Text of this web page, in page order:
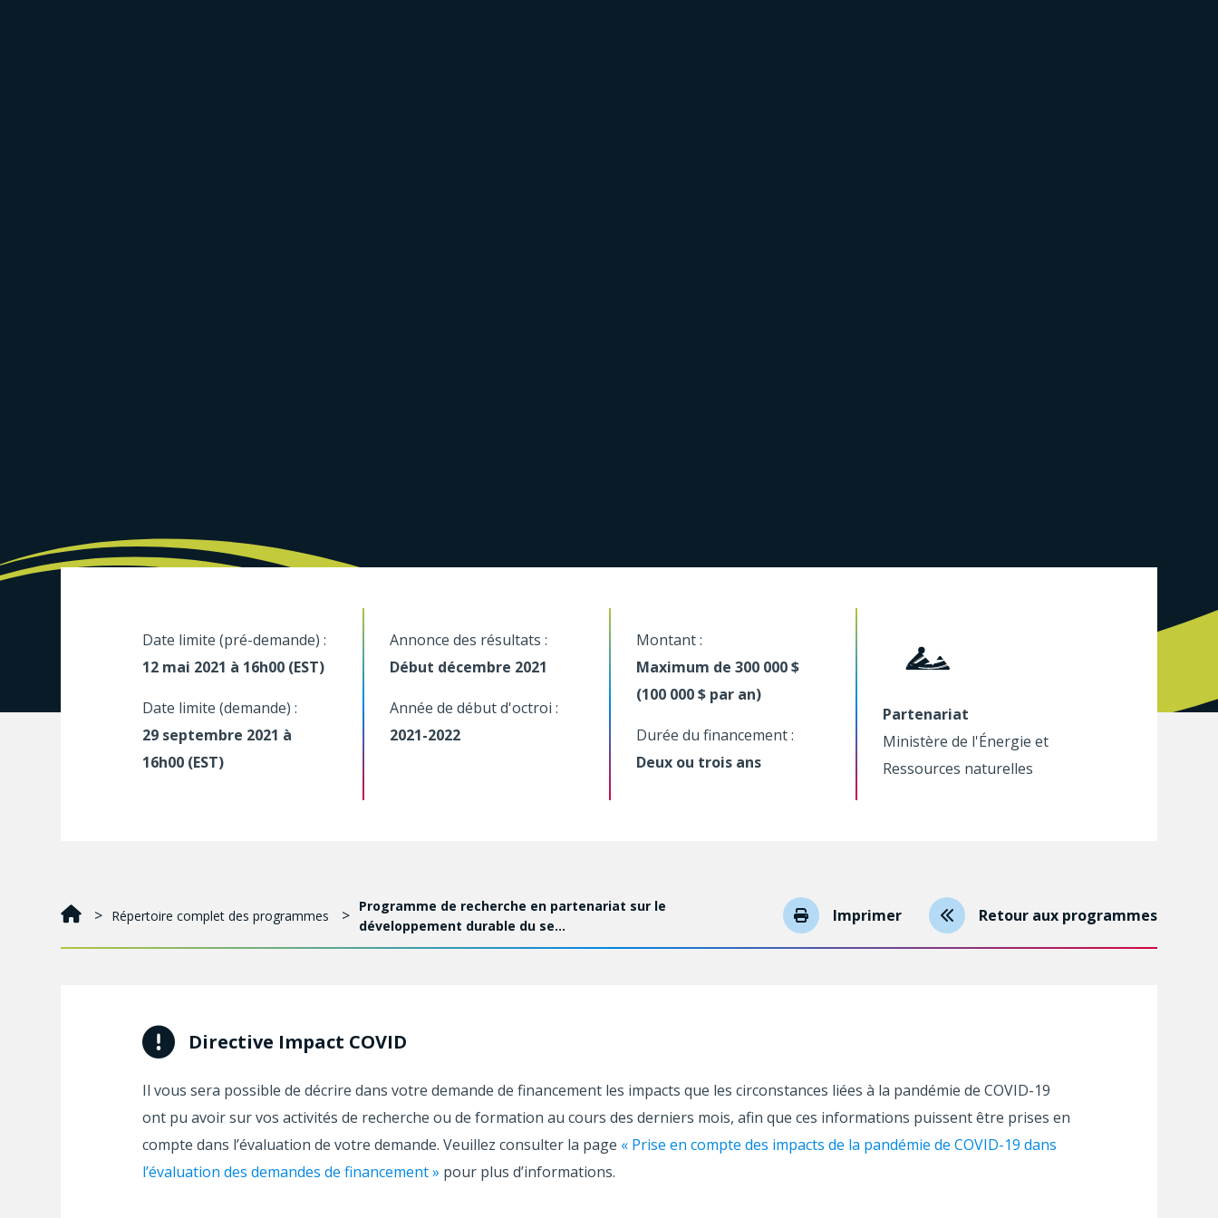
Date limite (pré-demande) :
12 mai 2021 à 16h00 (EST)
Date limite (demande) :
29 septembre 2021 à
16h00 (EST)
Annonce des résultats :
Début décembre 2021
Année de début d'octroi :
2021-2022
Montant :
Maximum de 300 000 $
(100 000 $ par an)
Durée du financement :
Deux ou trois ans
Partenariat
Ministère de l'Énergie et
Ressources naturelles
Répertoire complet des programmes
Programme de recherche en partenariat sur le
développement durable du se…
Imprimer Retour aux programmes
Directive Impact COVID
Il vous sera possible de décrire dans votre demande de financement les impacts que les circonstances liées à la pandémie de COVID-19
ont pu avoir sur vos activités de recherche ou de formation au cours des derniers mois, afin que ces informations puissent être prises en
compte dans l’évaluation de votre demande. Veuillez consulter la page « Prise en compte des impacts de la pandémie de COVID-19 dans
l’évaluation des demandes de financement » pour plus d’informations.